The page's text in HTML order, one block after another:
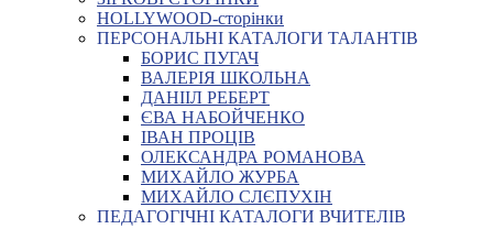
HOLLYWOOD-сторінки
ПЕРСОНАЛЬНІ КАТАЛОГИ ТАЛАНТІВ
БОРИС ПУГАЧ
ВАЛЕРІЯ ШКОЛЬНА
ДАНІІЛ РЕБЕРТ
ЄВА НАБОЙЧЕНКО
ІВАН ПРОЦІВ
ОЛЕКСАНДРА РОМАНОВА
МИХАЙЛО ЖУРБА
МИХАЙЛО СЛЄПУХІН
ПЕДАГОГІЧНІ КАТАЛОГИ ВЧИТЕЛІВ